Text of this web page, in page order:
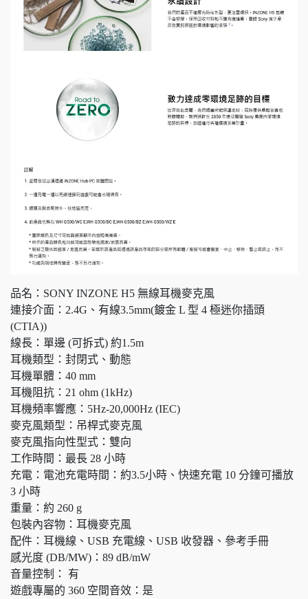
品名：SONY INZONE H5 無線耳機麥克風
連接介面：2.4G、有線3.5mm(鍍金 L 型 4 極迷你插頭
(CTIA))
線長：單邊 (可拆式) 約1.5m
耳機類型：封閉式、動態
耳機單體：40 mm
耳機阻抗：21 ohm (1kHz)
耳機頻率響應：5Hz-20,000Hz (IEC)
麥克風類型：吊桿式麥克風
麥克風指向性型式：雙向
工作時間：最長 28 小時
充電：電池充電時間：約3.5小時、快速充電 10 分鐘可播放
3 小時
重量：約 260 g
包裝內容物：耳機麥克風
配件：耳機線、USB 充電線、USB 收發器、參考手冊
感光度 (DB/MW)：89 dB/mW
音量控制： 有
遊戲專屬的 360 空間音效：是